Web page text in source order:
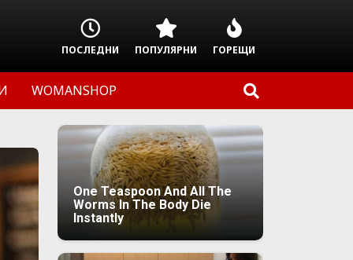
ПОСЛЕДНИ ПОПУЛЯРНИ ГОРЕЩИ
WOMANSHOP
One Teaspoon And All The
Worms In The Body Die
Instantly